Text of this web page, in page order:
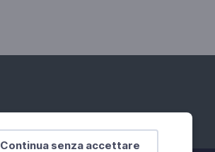
Continua senza accettare